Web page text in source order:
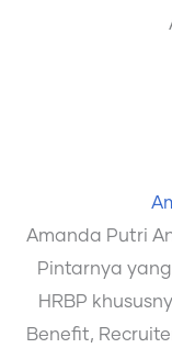
Amanda Putri
Pintarnya
HRBP
Benefit,